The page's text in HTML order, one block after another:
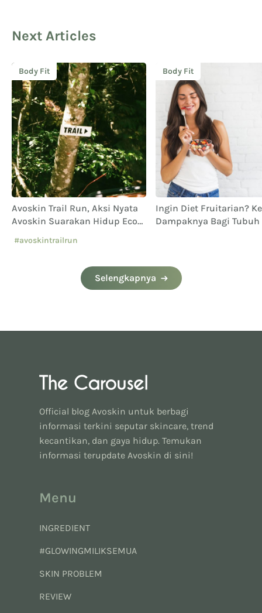
Next Articles
Body Fit
Avoskin Trail Run, Aksi Nyata
Avoskin Suarakan Hidup Eco
#avoskintrailrun
Body Fit
Ingin Diet Fruitarian?
Dampaknya Bagi Tubuh
Selengkapnya
Official blog Avoskin untuk berbagi
informasi terkini seputar skincare, trend
kecantikan, dan gaya hidup. Temukan
informasi terupdate Avoskin di sini!
Menu
INGREDIENT
#GLOWINGMILIKSEMUA
SKIN PROBLEM
REVIEW